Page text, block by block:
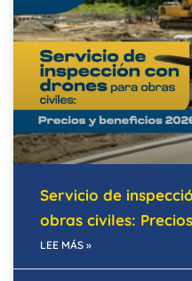
Servicio de
obras civiles:
LEE MÁS »